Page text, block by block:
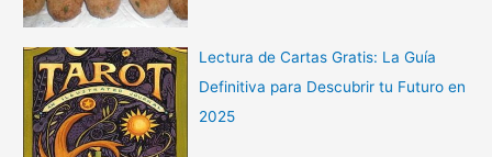
Lectura de Cartas Gratis: La Guía
Definitiva para Descubrir tu Futuro en
2025